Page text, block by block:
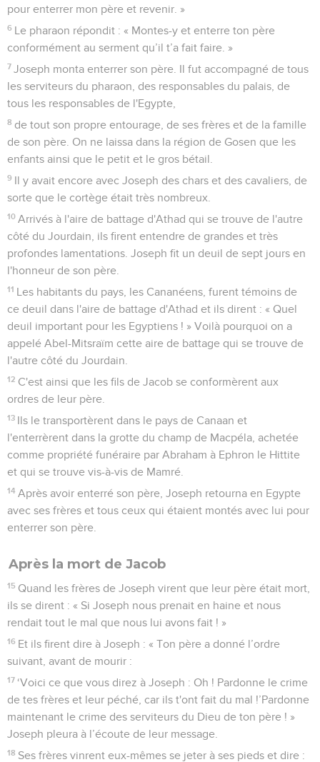
pour enterrer mon père et revenir. »
6 Le pharaon répondit : « Montes-y et enterre ton père
conformément au serment qu’il t’a fait faire. »
7 Joseph monta enterrer son père. Il fut accompagné de tous
les serviteurs du pharaon, des responsables du palais, de
tous les responsables de l'Egypte,
8 de tout son propre entourage, de ses frères et de la famille
de son père. On ne laissa dans la région de Gosen que les
enfants ainsi que le petit et le gros bétail.
9 Il y avait encore avec Joseph des chars et des cavaliers, de
sorte que le cortège était très nombreux.
10 Arrivés à l'aire de battage d'Athad qui se trouve de l'autre
côté du Jourdain, ils firent entendre de grandes et très
profondes lamentations. Joseph fit un deuil de sept jours en
l'honneur de son père.
11 Les habitants du pays, les Cananéens, furent témoins de
ce deuil dans l'aire de battage d'Athad et ils dirent : « Quel
deuil important pour les Egyptiens ! » Voilà pourquoi on a
appelé Abel-Mitsraïm cette aire de battage qui se trouve de
l'autre côté du Jourdain.
12 C'est ainsi que les fils de Jacob se conformèrent aux
ordres de leur père.
13 Ils le transportèrent dans le pays de Canaan et
l'enterrèrent dans la grotte du champ de Macpéla, achetée
comme propriété funéraire par Abraham à Ephron le Hittite
et qui se trouve vis-à-vis de Mamré.
14 Après avoir enterré son père, Joseph retourna en Egypte
avec ses frères et tous ceux qui étaient montés avec lui pour
enterrer son père.
Après la mort de Jacob
15 Quand les frères de Joseph virent que leur père était mort,
ils se dirent : « Si Joseph nous prenait en haine et nous
rendait tout le mal que nous lui avons fait ! »
16 Et ils firent dire à Joseph : « Ton père a donné l’ordre
suivant, avant de mourir :
17 ‘Voici ce que vous direz à Joseph : Oh ! Pardonne le crime
de tes frères et leur péché, car ils t'ont fait du mal !’Pardonne
maintenant le crime des serviteurs du Dieu de ton père ! »
Joseph pleura à l’écoute de leur message.
18 Ses frères vinrent eux-mêmes se jeter à ses pieds et dire :